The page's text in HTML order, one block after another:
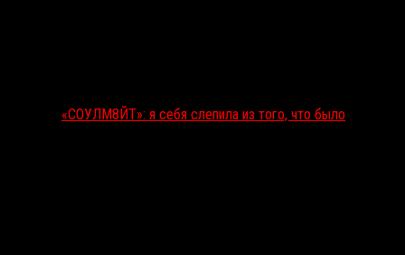
«СОУЛМ8ЙТ»: я себя слепила из того, что было